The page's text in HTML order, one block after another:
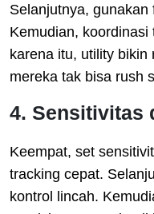
Selanjutnya,
Kemudian,
karena itu, utility bikin
mereka tak bisa rush
4. Sensitivitas
Keempat, set
tracking cepat.
kontrol lincah.